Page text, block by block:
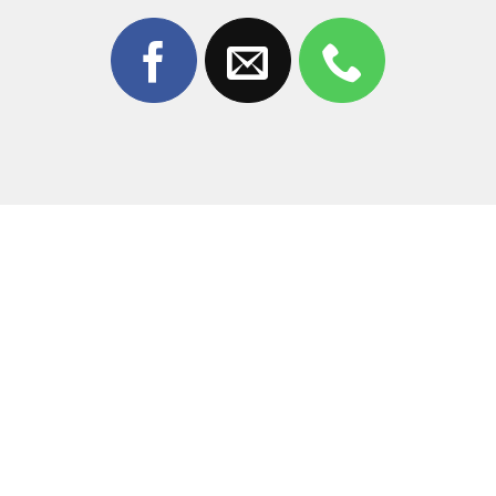
sắc đạt chuẩn 99% so với máy mới.
Kỹ thuật viên chuyên nghiệp: Đội ngũ thợ có tay
nghề cao, am hiểu cấu tạo dòng Honor, đảm bảo